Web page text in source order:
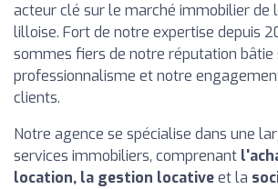
acteur clé sur le marché immobilier de
lilloise. Fort de notre expertise depuis
sommes fiers de notre réputation bâtie
professionnalisme et notre
clients.
Notre agence se spécialise dans une
services immobiliers, comprenant
location, la gestion locativeet la